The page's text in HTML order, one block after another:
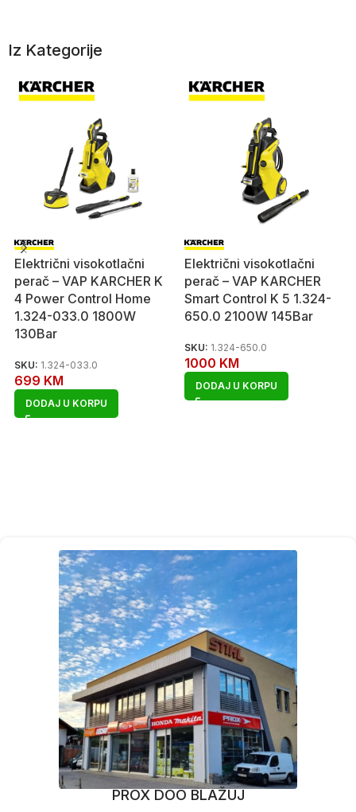
Iz Kategorije
Električni visokotlačni
perač – VAP KARCHER K
4 Power Control Home
1.324-033.0 1800W
130Bar
SKU: 1.324-033.0
699 KM
DODAJ U KORPU
Električni visokotlačni
perač – VAP KARCHER
Smart Control K 5 1.324-
650.0 2100W 145Bar
SKU: 1.324-650.0
1000 KM
DODAJ U KORPU
PROX DOO BLAŽUJ